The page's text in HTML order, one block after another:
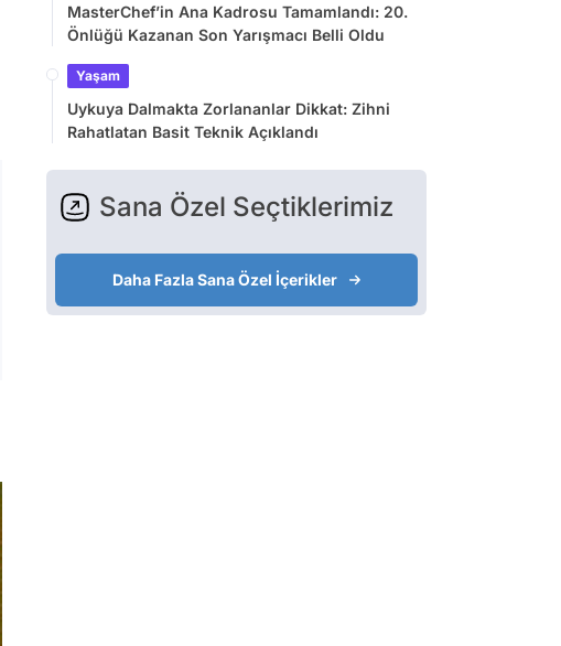
MasterChef’in Ana Kadrosu Tamamlandı: 20.
Önlüğü Kazanan Son Yarışmacı Belli Oldu
Yaşam
Uykuya Dalmakta Zorlananlar Dikkat: Zihni
Rahatlatan Basit Teknik Açıklandı
Sana Özel Seçtiklerimiz
Daha Fazla Sana Özel İçerikler